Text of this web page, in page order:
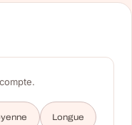
Longue